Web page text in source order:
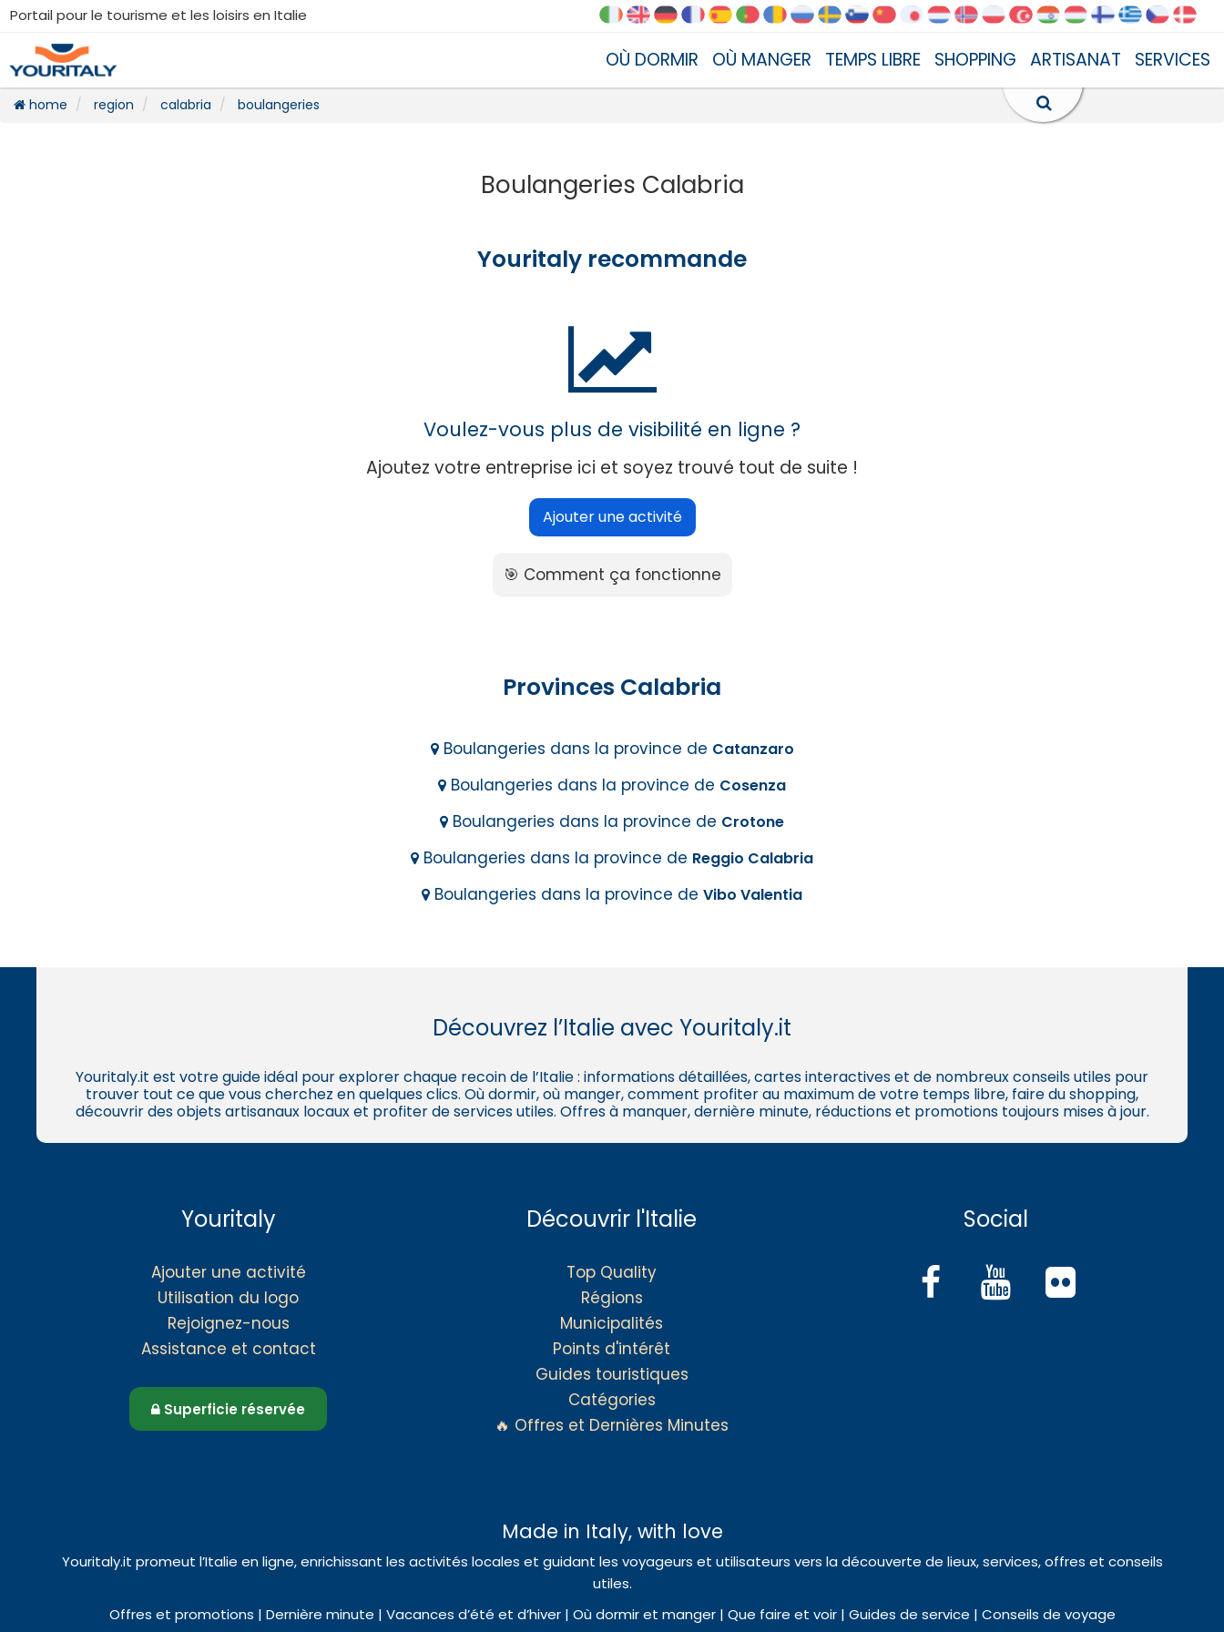
Portail pour le tourisme et les loisirs en Italie
OÙ DORMIR OÙ MANGER TEMPS LIBRE SHOPPING ARTISANAT SERVICES
home region calabria boulangeries
Boulangeries Calabria
Youritaly recommande
Voulez-vous plus de visibilité en ligne ?
Ajoutez votre entreprise ici et soyez trouvé tout de suite !
Ajouter une activité
🎯 Comment ça fonctionne
Provinces Calabria
Boulangeries dans la province de Catanzaro
Boulangeries dans la province de Cosenza
Boulangeries dans la province de Crotone
Boulangeries dans la province de Reggio Calabria
Boulangeries dans la province de Vibo Valentia
Découvrez l’Italie avec Youritaly.it
Youritaly.it est votre guide idéal pour explorer chaque recoin de l’Italie : informations détaillées, cartes interactives et de nombreux conseils utiles pour
trouver tout ce que vous cherchez en quelques clics. Où dormir, où manger, comment profiter au maximum de votre temps libre, faire du shopping,
découvrir des objets artisanaux locaux et profiter de services utiles. Offres à manquer, dernière minute, réductions et promotions toujours mises à jour.
Youritaly
Ajouter une activité
Utilisation du logo
Rejoignez-nous
Assistance et contact
Superficie réservée
Découvrir l'Italie
Top Quality
Régions
Municipalités
Points d'intérêt
Guides touristiques
Catégories
🔥 Offres et Dernières Minutes
Social
Made in Italy, with love
Youritaly.it promeut l’Italie en ligne, enrichissant les activités locales et guidant les voyageurs et utilisateurs vers la découverte de lieux, services, offres et conseils
utiles.
Offres et promotions | Dernière minute | Vacances d’été et d’hiver | Où dormir et manger | Que faire et voir | Guides de service | Conseils de voyage